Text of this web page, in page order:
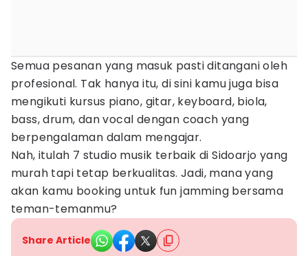
Semua pesanan yang masuk pasti ditangani oleh
profesional. Tak hanya itu, di sini kamu juga bisa
mengikuti kursus piano, gitar, keyboard, biola,
bass, drum, dan vocal dengan coach yang
berpengalaman dalam mengajar.
Nah, itulah 7 studio musik terbaik di Sidoarjo yang
murah tapi tetap berkualitas. Jadi, mana yang
akan kamu booking untuk fun jamming bersama
teman-temanmu?
Share Article